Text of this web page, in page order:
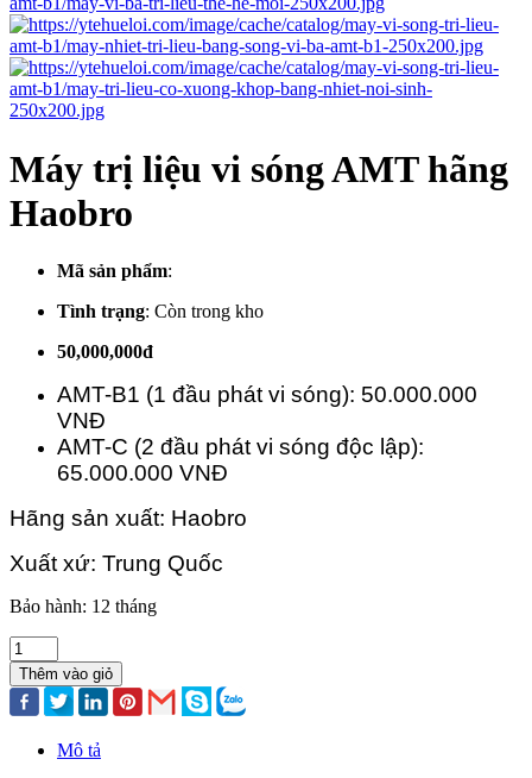
Máy trị liệu vi sóng AMT hãng
Haobro
Mã sản phẩm:
Tình trạng: Còn trong kho
50,000,000đ
AMT-B1 (1 đầu phát vi sóng): 50.000.000
VNĐ
AMT-C (2 đầu phát vi sóng độc lập):
65.000.000 VNĐ
Hãng sản xuất: Haobro
Xuất xứ: Trung Quốc
Bảo hành: 12 tháng
Thêm vào giỏ
Mô tả